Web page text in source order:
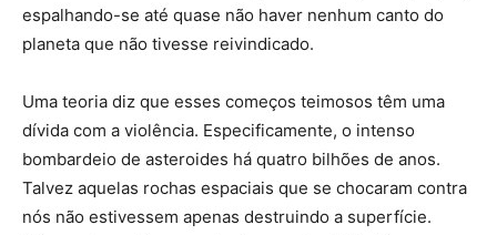
espalhando-se até quase não haver nenhum canto do
planeta que não tivesse reivindicado.
Uma teoria diz que esses começos teimosos têm uma
dívida com a violência. Especificamente, o intenso
bombardeio de asteroides há quatro bilhões de anos.
Talvez aquelas rochas espaciais que se chocaram contra
nós não estivessem apenas destruindo a superfície.